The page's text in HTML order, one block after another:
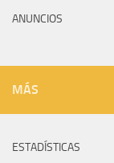
ANUNCIOS
MÁS
ESTADÍSTICAS